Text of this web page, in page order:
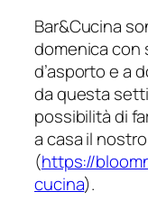
Bar&Cucina
domenica con
d’asporto e a
da questa
possibilità di
a casa il
(https://
cucina).